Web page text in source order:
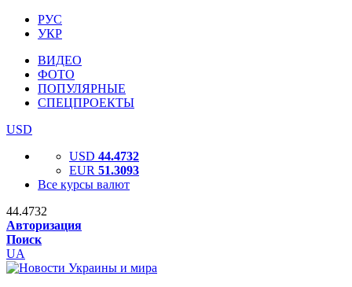
РУС
УКР
ВИДЕО
ФОТО
ПОПУЛЯРНЫЕ
СПЕЦПРОЕКТЫ
USD
USD 44.4732
EUR 51.3093
Все курсы валют
44.4732
Авторизация
Поиск
UA